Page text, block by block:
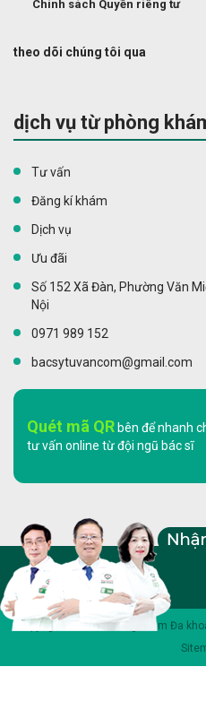
Chính sách Quyền riêng tư
theo dõi chúng tôi qua
dịch vụ từ phòng
Tư vấn
Đăng kí khám
Dịch vụ
Ưu đãi
Số 152 Xã Đàn, Phường Văn
Nội
0971 989 152
bacsytuvancom@gmail.com
Quét mã QR bên để nhanh
tư vấn online từ đội ngũ bác sĩ
Copyright 2023 © Phòng khám Đa